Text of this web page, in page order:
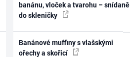
banánu, vloček a tvarohu – snídaně
do skleničky
Banánové muffiny s vlašskými
ořechy a skořicí